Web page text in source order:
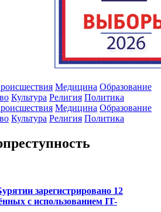
Медицина Образование
Культура Религия Политика
Медицина Образование
Культура Религия Политика
зарегистрировано 12
с использованием IT-